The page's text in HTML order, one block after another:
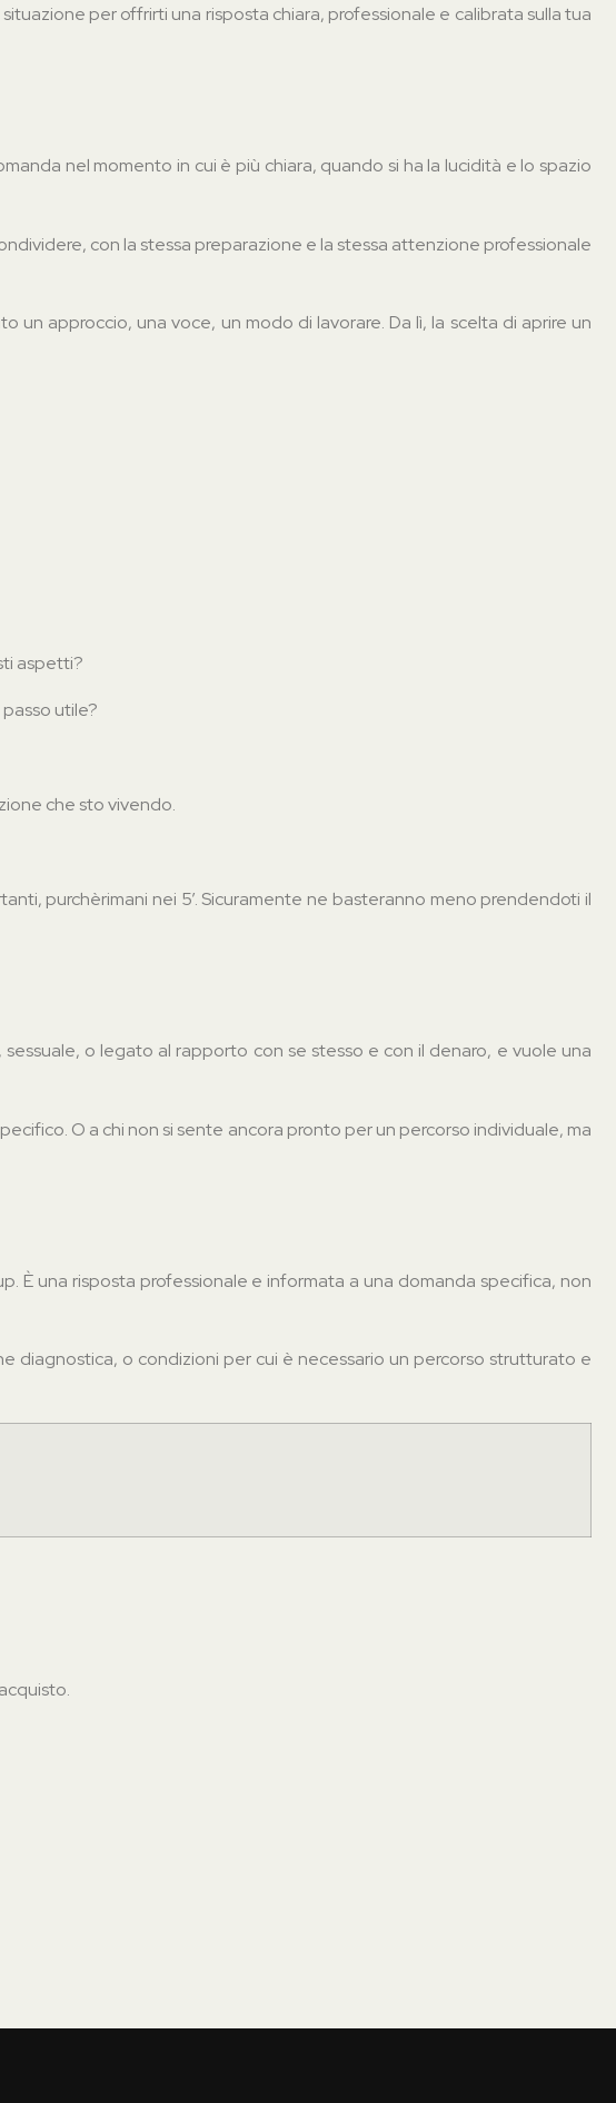
per offrirti una risposta chiara, professionale e calibrata sulla tua
nel momento in cui è più chiara, quando si ha la lucidità e lo spazio
con la stessa preparazione e la stessa attenzione professionale
un approccio, una voce, un modo di lavorare. Da lì, la scelta di aprire un
aspetti?
utile?
che sto vivendo.
purchèrimani nei 5’. Sicuramente ne basteranno meno prendendoti il
o legato al rapporto con se stesso e con il denaro, e vuole una
O a chi non si sente ancora pronto per un percorso individuale, ma
È una risposta professionale e informata a una domanda specifica, non
diagnostica, o condizioni per cui è necessario un percorso strutturato e